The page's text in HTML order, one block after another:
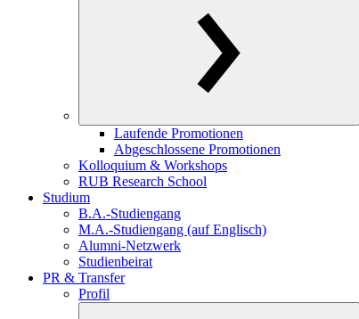
Laufende Promotionen
Abgeschlossene Promotionen
Kolloquium & Workshops
RUB Research School
Studium
B.A.-Studiengang
M.A.-Studiengang (auf Englisch)
Alumni-Netzwerk
Studienbeirat
PR & Transfer
Profil